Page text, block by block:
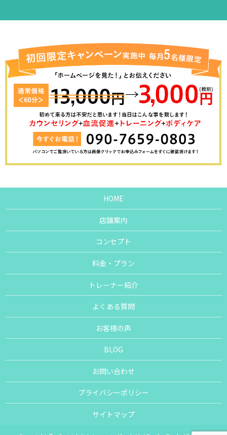
HOME
店舗案内
コンセプト
料金・プラン
トレーナー紹介
よくある質問
お客様の声
BLOG
お問い合わせ
プライバシーポリシー
サイトマップ